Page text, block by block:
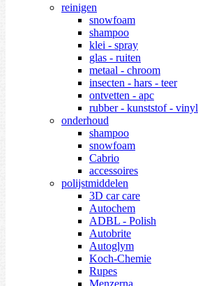
reinigen
snowfoam
shampoo
klei - spray
glas - ruiten
metaal - chroom
insecten - hars - teer
ontvetten - apc
rubber - kunststof - vinyl
onderhoud
shampoo
snowfoam
Cabrio
accessoires
polijstmiddelen
3D car care
Autochem
ADBL - Polish
Autobrite
Autoglym
Koch-Chemie
Rupes
Menzerna